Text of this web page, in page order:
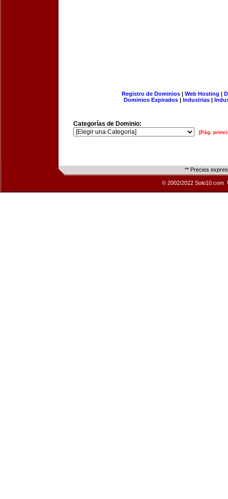
Registro de Dominios| Web Hosting |
Dominios Expirados | Industrias |
Categorías de Dominio:
[Pág.
** Precios
© 2002/2022 Solo10.com